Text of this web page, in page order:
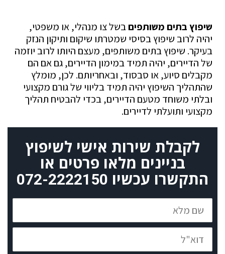
שיפוץ בתים משותפיםבשל צו מנהלי, או משפטי,
יהיה לרוב שיפוץ בסיסי שמטרתו שיקום ותיקון הנזק
בעיקר. שיפוץ בתים משותפים, מעצם היותו לרוב יוזמה
של הדיירים, יהיה תמיד במימון הדיירים, גם אם הם
מקבלים סיוע, או סבסוד, ובאחריותם. לכן, מומלץ
שהתהליך השיפוץ יהיה תמיד בליווי של גורם מקצועי
ובלתי משוחד מטעם הדיירים, בכדי להבטיח תהליך
מקצועי ותועלתי לדיירים.
לקבלת שירות אישי לשיפוץ
בניינים מלאו פרטים או
התקשרו עכשיו 072-2222150
שם
מלא
דוא"ל